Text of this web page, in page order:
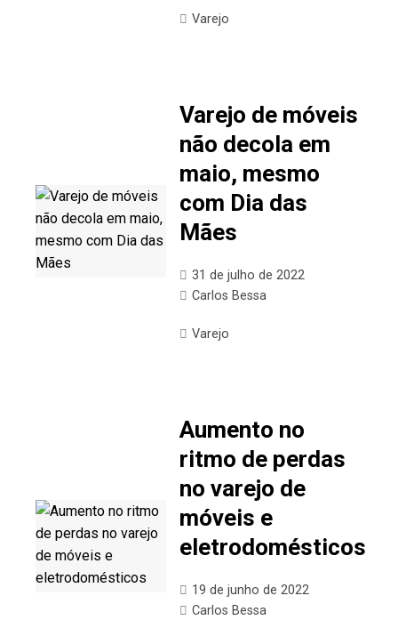
Varejo
Varejo de móveis
não decola em
maio, mesmo
com Dia das
Mães
31 de julho de 2022
Carlos Bessa
Varejo
Aumento no
ritmo de perdas
no varejo de
móveis e
eletrodomésticos
19 de junho de 2022
Carlos Bessa